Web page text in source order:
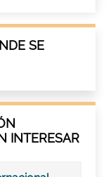
SE
INTERESAR